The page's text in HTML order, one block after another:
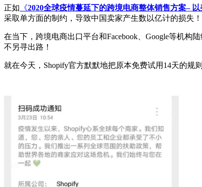
正如 《2020全球疫情蔓延下的跨境电商整体销售方案– 以
采取单方面的制约，导致中国卖家产生数以亿计的损失！
在当下，跨境电商出口平台和Facebook、Google等机
不另寻出路！
就在今天，Shopify官方默默地把原本免费试用14天的规